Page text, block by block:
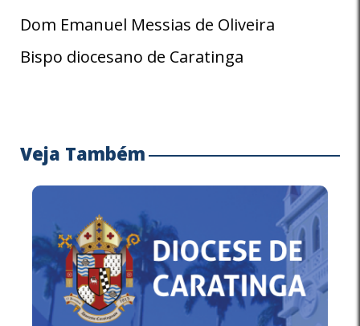
Dom Emanuel Messias de Oliveira
Bispo diocesano de Caratinga
Veja Também